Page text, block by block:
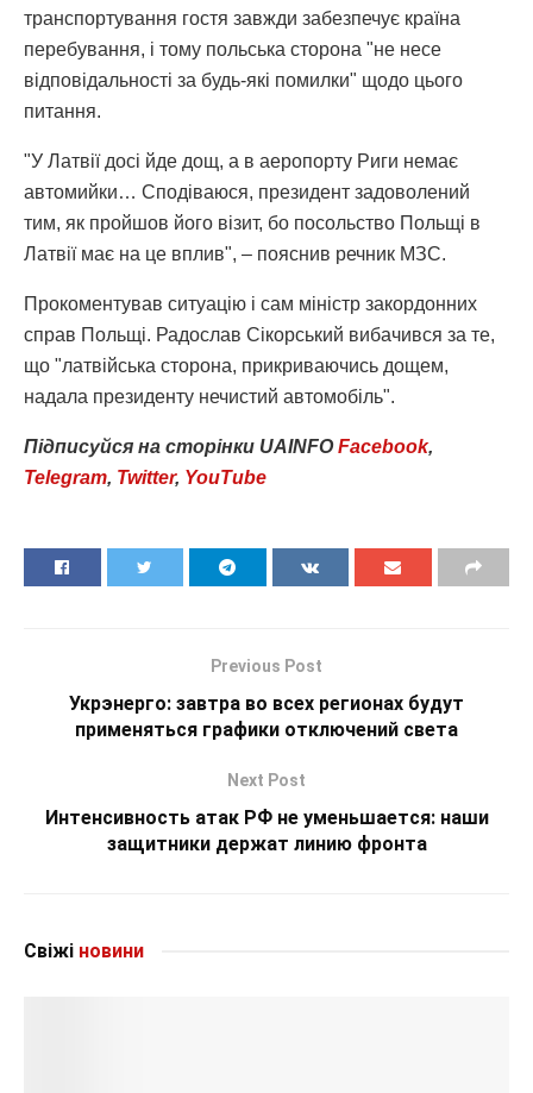
транспортування гостя завжди забезпечує країна
перебування, і тому польська сторона "не несе
відповідальності за будь-які помилки" щодо цього
питання.
"У Латвії досі йде дощ, а в аеропорту Риги немає
автомийки… Сподіваюся, президент задоволений
тим, як пройшов його візит, бо посольство Польщі в
Латвії має на це вплив", – пояснив речник МЗС.
Прокоментував ситуацію і сам міністр закордонних
справ Польщі. Радослав Сікорський вибачився за те,
що "латвійська сторона, прикриваючись дощем,
надала президенту нечистий автомобіль".
Підписуйся на сторінки UAINFOFacebook,
Telegram, Twitter, YouTube
Previous Post
Укрэнерго: завтра во всех регионах будут
применяться графики отключений света
Next Post
Интенсивность атак РФ не уменьшается: наши
защитники держат линию фронта
Свіжі новини